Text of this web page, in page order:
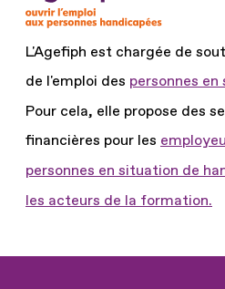
L'Agefiph est chargée de
de l'emploi des personnes
Pour cela, elle propose des
financières pour les
personnes en situation de
les acteurs de la formation.